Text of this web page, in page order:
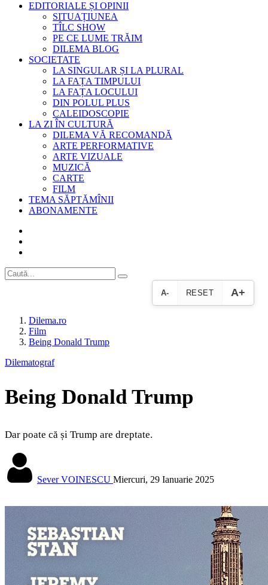
EDITORIALE ȘI OPINII
SITUAȚIUNEA
TÎLC SHOW
PE CE LUME TRĂIM
DILEMA BLOG
SOCIETATE
LA SINGULAR ȘI LA PLURAL
LA FAȚA TIMPULUI
LA FAȚA LOCULUI
DIN POLUL PLUS
CALEIDOSCOPIE
LA ZI ÎN CULTURĂ
DILEMA VĂ RECOMANDĂ
ARTE PERFORMATIVE
ARTE VIZUALE
MUZICĂ
CARTE
FILM
TEMA SĂPTĂMÎNII
ABONAMENTE
A- RESET A+
Dilema.ro
Film
Being Donald Trump
Dilematograf
Being Donald Trump
Dar poate că și Trump are dreptate.
Sever VOINESCU Miercuri, 29 Ianuarie 2025